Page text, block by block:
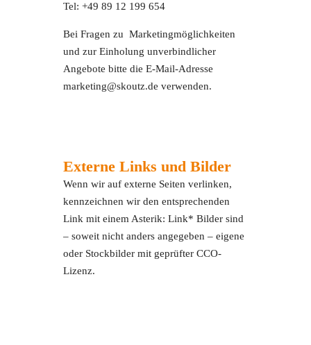
Tel: +49 89 12 199 654
Bei Fragen zu Marketingmöglichkeiten
und zur Einholung unverbindlicher
Angebote bitte die E-Mail-Adresse
marketing@skoutz.de verwenden.
Externe Links und Bilder
Wenn wir auf externe Seiten verlinken,
kennzeichnen wir den entsprechenden
Link mit einem Asterik: Link* Bilder sind
– soweit nicht anders angegeben – eigene
oder Stockbilder mit geprüfter CCO-
Lizenz.